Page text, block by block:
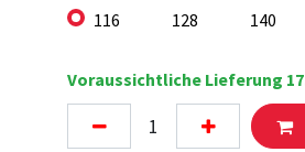
116 128 140
Voraussichtliche Lieferung